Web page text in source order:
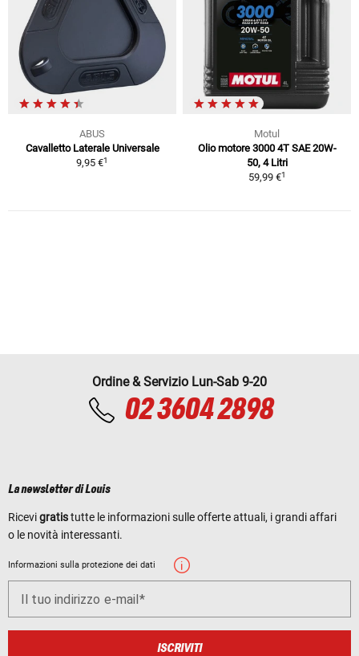
ABUS
Cavalletto Laterale Universale
9,95 €1
Motul
Olio motore 3000 4T SAE 20W-
50, 4 Litri
59,99 €1
Ordine & Servizio Lun-Sab 9-20
02 3604 2898
La newsletter di Louis
Ricevigratistutte le informazioni sulle offerte attuali, i grandi affari
o le novità interessanti.
Informazioni sulla protezione dei dati
Il tuo indirizzo e-mail
ISCRIVITI